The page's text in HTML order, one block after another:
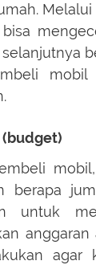
mobil
(budget)
berapa
untuk
agar